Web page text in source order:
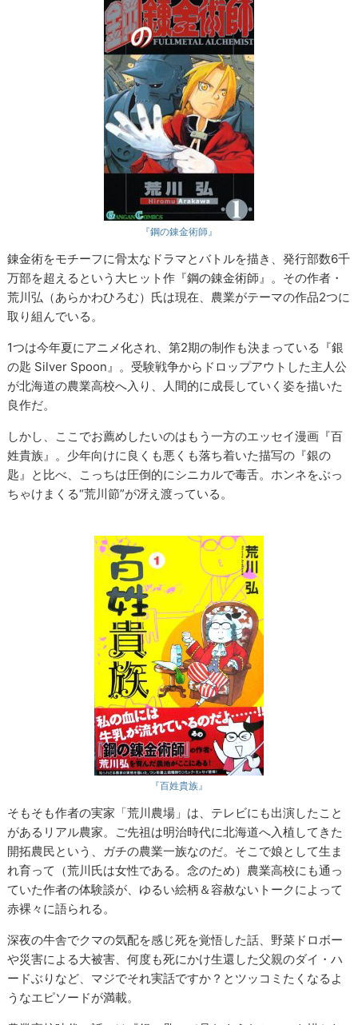
『鋼の錬金術師』
錬金術をモチーフに骨太なドラマとバトルを描き、発行部数6千
万部を超えるという大ヒット作『鋼の錬金術師』。その作者・
荒川弘（あらかわひろむ）氏は現在、農業がテーマの作品2つに
取り組んでいる。
1つは今年夏にアニメ化され、第2期の制作も決まっている『銀
の匙 Silver Spoon』。受験戦争からドロップアウトした主人公
が北海道の農業高校へ入り、人間的に成長していく姿を描いた
良作だ。
しかし、ここでお薦めしたいのはもう一方のエッセイ漫画『百
姓貴族』。少年向けに良くも悪くも落ち着いた描写の『銀の
匙』と比べ、こっちは圧倒的にシニカルで毒舌。ホンネをぶっ
ちゃけまくる“荒川節”が冴え渡っている。
『百姓貴族』
そもそも作者の実家「荒川農場」は、テレビにも出演したこと
があるリアル農家。ご先祖は明治時代に北海道へ入植してきた
開拓農民という、ガチの農業一族なのだ。そこで娘として生ま
れ育って（荒川氏は女性である。念のため）農業高校にも通っ
ていた作者の体験談が、ゆるい絵柄＆容赦ないトークによって
赤裸々に語られる。
深夜の牛舎でクマの気配を感じ死を覚悟した話、野菜ドロボー
や災害による大被害、何度も死にかけ生還した父親のダイ・ハ
ードぶりなど、マジでそれ実話ですか？とツッコミたくなるよ
うなエピソードが満載。